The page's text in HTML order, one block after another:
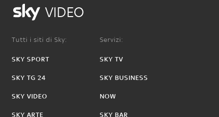
VIDEO
Tutti i siti di Sky:
SKY SPORT
SKY TG 24
SKY VIDEO
SKY ARTE
Servizi:
SKY TV
SKY BUSINESS
NOW
SKY BAR